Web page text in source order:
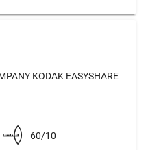
KODAK EASYSHARE
60/10